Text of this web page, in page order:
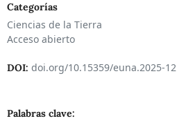
Categorías
Ciencias de la Tierra
Acceso abierto
DOI: doi.org/10.15359/euna.2025-12
Palabras clave: